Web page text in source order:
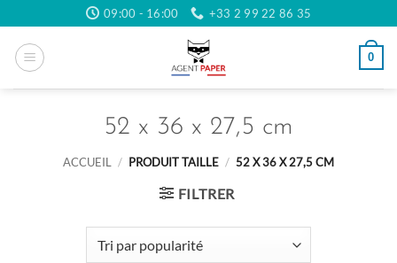
au
contenu
09:00 - 16:00 +33 2 99 22 86 35
0
52 x 36 x 27,5 cm
ACCUEIL / PRODUIT TAILLE / 52 X 36 X 27,5 CM
FILTRER